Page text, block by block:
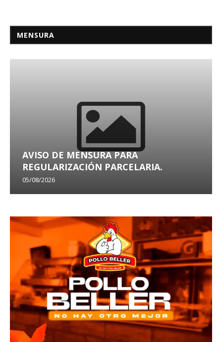
MENSURA
AVISO DE MENSURA PARA
REGULARIZACIÓN PARCELARIA.
05/08/2026